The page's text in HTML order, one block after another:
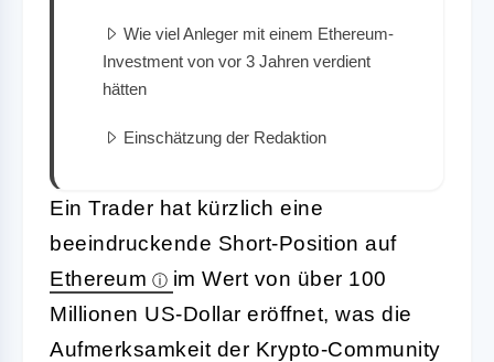
Wie viel Anleger mit einem Ethereum-
Investment von vor 3 Jahren verdient
hätten
Einschätzung der Redaktion
Ein Trader hat kürzlich eine
beeindruckende Short-Position auf
Ethereum
im Wert von über 100
Millionen US-Dollar eröffnet, was die
Aufmerksamkeit der Krypto-Community